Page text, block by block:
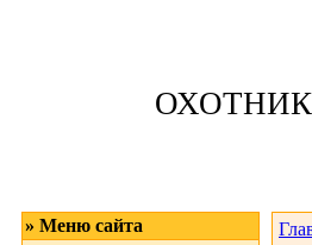
ОХОТНИК
» Меню сайта